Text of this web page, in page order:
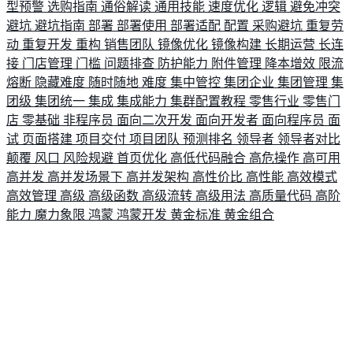
型预警 选购指南 通俗解读 通用技能 速度优化 逻辑 避免冲突
避坑 避坑指南 部署 部署使用 部署适配 配置 采购避坑 重复劳
动 重复开发 重构 销售团队 镜像优化 镜像构建 长期运营 长连
接 门店管理 门槛 问题排查 防护能力 附件管理 降本增效 限流
熔断 隐藏难度 随时随地 难度 集中管控 集团企业 集团管理 集
团级 集团统一 集成 集成能力 集群配置教程 零售行业 零售门
店 零基础 非程序员 面向二次开发 面向开发者 面向程序员 面
试 页面搭建 项目交付 项目团队 预测排名 领导者 领导者对比
颠覆 风口 风险规避 首页优化 高低代码融合 高危操作 高可用
高并发 高并发场景下 高并发架构 高性价比 高性能 高效模式
高效管理 高级 高级函数 高级流转 高级用法 高质量代码 高阶
能力 魔力象限 鸿蒙 鸿蒙开发 黄金标准 黄金组合